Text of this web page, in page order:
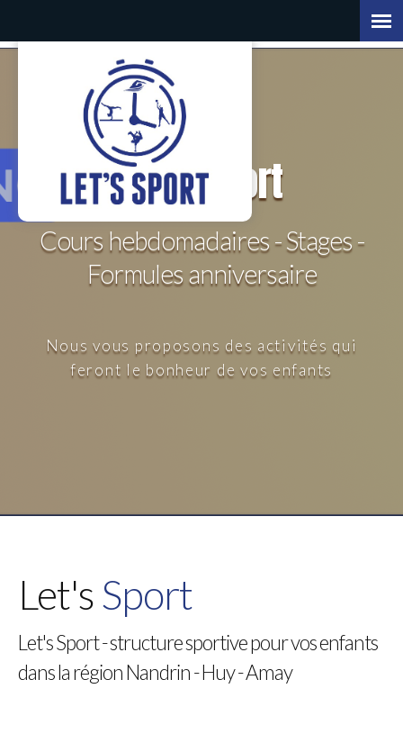
Let'sSport
Cours hebdomadaires - Stages -
Formules anniversaire
Nous vous proposons des activités qui
feront le bonheur de vos enfants
Let'sSport
Let's Sport - structure sportive pour vos enfants
dans la région Nandrin - Huy - Amay